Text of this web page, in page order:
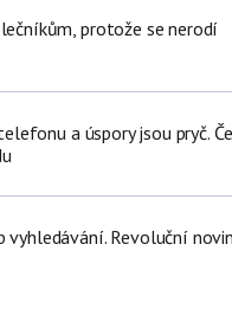
protože se nerodí
a úspory jsou pryč.
vyhledávání. Revoluční